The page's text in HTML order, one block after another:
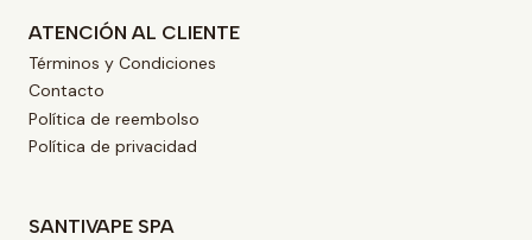
ATENCIÓN AL CLIENTE
Términos y Condiciones
Contacto
Política de reembolso
Política de privacidad
SANTIVAPE SPA